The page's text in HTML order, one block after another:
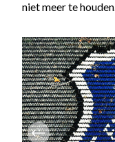
niet meer te houden.